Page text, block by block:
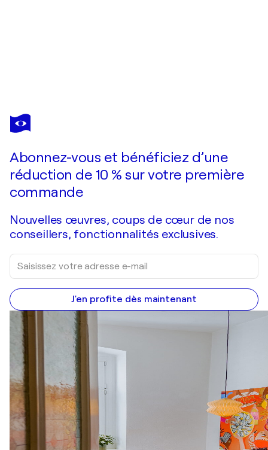
FRANCK SASTRE
Green
Abonnez-vous et bénéficiez d’une
réduction de 10 % sur votre première
commande
Nouvelles œuvres, coups de cœur de nos
conseillers, fonctionnalités exclusives.
J'en profite dès maintenant